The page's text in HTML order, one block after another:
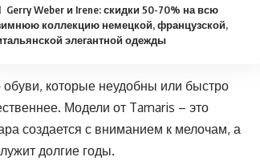
Gerry Weber и Irene: скидки 50-70% на всю
коллекцию немецкой, французской,
элегантной одежды
которые неудобны или быстро
Модели от Tamaris – это
создается с вниманием к мелочам, а
долгие годы.